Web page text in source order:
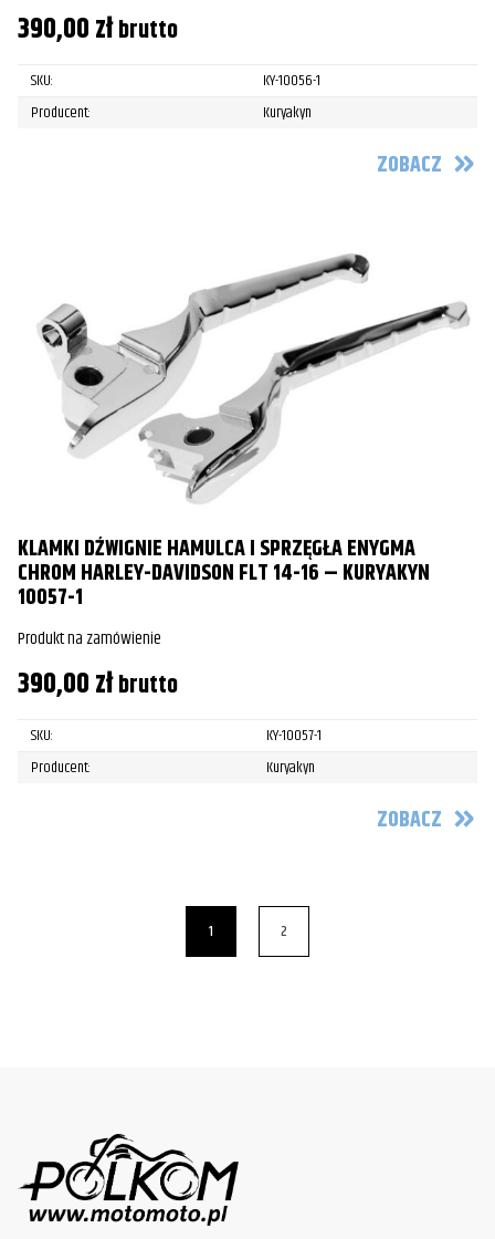
390,00złbrutto
SKU:
KY-10056-1
Producent:
Kuryakyn
ZOBACZ
KLAMKI DŹWIGNIE HAMULCA I SPRZĘGŁA ENYGMA
CHROM HARLEY-DAVIDSON FLT 14-16 – KURYAKYN
10057-1
Produkt na zamówienie
390,00złbrutto
SKU:
KY-10057-1
Producent:
Kuryakyn
ZOBACZ
1 2